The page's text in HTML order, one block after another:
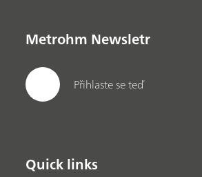
Metrohm Newsletr
Přihlaste se teď
Quick links